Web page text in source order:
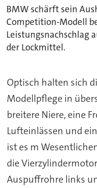
BMW schärft sein
Competition-Modell
Leistungsnachschlag
der Lockmittel.
Optisch halten sich
Modellpflege in
breitere Niere, eine
Lufteinlässen und
ist es m
die
Auspuffrohre links